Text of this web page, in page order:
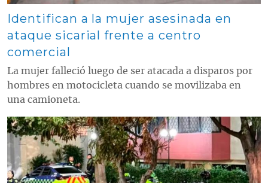
Identifican a la mujer asesinada en
ataque sicarial frente a centro
comercial
La mujer falleció luego de ser atacada a disparos por
hombres en motocicleta cuando se movilizaba en
una camioneta.
Contenido multimedia principal